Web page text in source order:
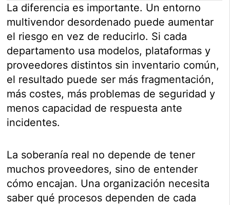
La diferencia es importante. Un entorno
multivendor desordenado puede aumentar
el riesgo en vez de reducirlo. Si cada
departamento usa modelos, plataformas y
proveedores distintos sin inventario común,
el resultado puede ser más fragmentación,
más costes, más problemas de seguridad y
menos capacidad de respuesta ante
incidentes.
La soberanía real no depende de tener
muchos proveedores, sino de entender
cómo encajan. Una organización necesita
saber qué procesos dependen de cada